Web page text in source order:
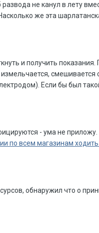
не канул в лету
же эта
и получить
смешивается
Если бы был
- ума не
по всем магазинам
обнаружил что о